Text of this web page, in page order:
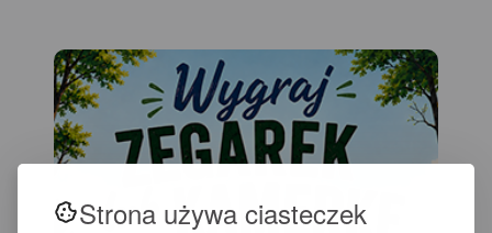
Strona używa ciasteczek
samochodem.